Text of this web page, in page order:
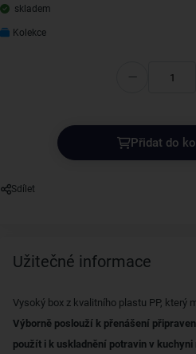
skladem
Kolekce
Přidat do
Sdílet
Užitečné informace
Vysoký box z kvalitního plastu PP, který
Výborně poslouží k přenášení
použít i k uskladnění potravin v kuchyni